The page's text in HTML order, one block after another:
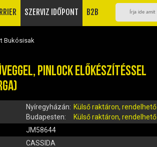
SZERVIZ IDŐPONT B2B
Bukósisak
PINLOCK ELŐKÉSZÍTÉSSEL
Nyíregyházán: Külső raktáron, rendelhető
Budapesten:
Külső raktáron, rendelhető
JM58644
CASSIDA